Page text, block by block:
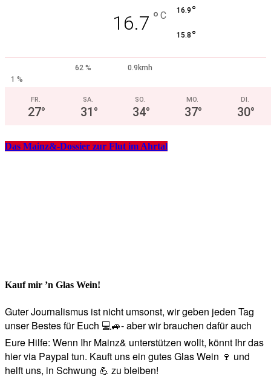
16.7 ° C 16.9 °
15.8 °
62 %
0.9kmh
1 %
FR.
27°
SA.
31°
SO.
34°
MO.
37°
DI.
30°
Das Mainz&-Dossier zur Flut im Ahrtal
Kauf mir ’n Glas Wein!
Guter Journalismus ist nicht umsonst, wir geben jeden Tag
unser Bestes für Euch 💻🚙- aber wir brauchen dafür auch
Eure Hilfe: Wenn Ihr Mainz& unterstützen wollt, könnt Ihr das
hier via Paypal tun. Kauft uns ein gutes Glas Wein 🍷 und
helft uns, in Schwung 💪 zu bleiben!